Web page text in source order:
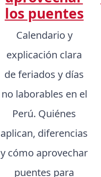
los puentes
Calendario y
explicación clara
de feriados y días
no laborables en el
Perú. Quiénes
aplican, diferencias
y cómo aprovechar
puentes para